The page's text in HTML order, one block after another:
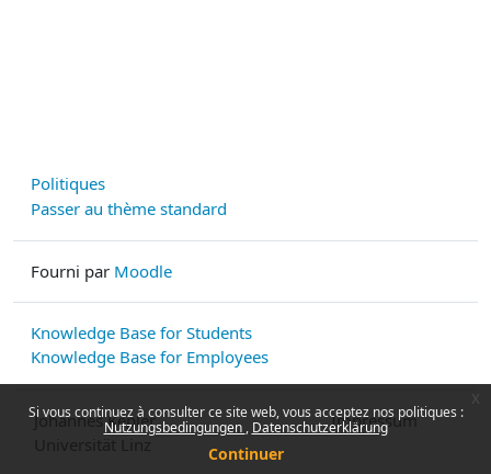
Si vous continuez à consulter ce site web, vous acceptez nos politiques :
Nutzungsbedingungen Datenschutzerklärung
Continuer
Politiques
Passer au thème standard
Fourni par Moodle
Knowledge Base for Students
Knowledge Base for Employees
Johannes Kepler
Impressum